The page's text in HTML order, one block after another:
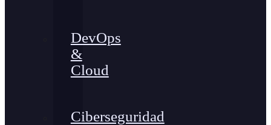
DevOps
&
Cloud
Ciberseguridad